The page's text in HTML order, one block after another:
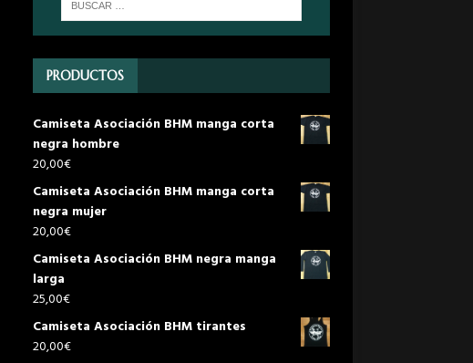
PRODUCTOS
Camiseta Asociación BHM manga corta
negra hombre
20,00€
Camiseta Asociación BHM manga corta
negra mujer
20,00€
Camiseta Asociación BHM negra manga
larga
25,00€
Camiseta Asociación BHM tirantes
20,00€